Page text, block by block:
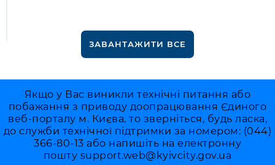
ЗАВАНТАЖИТИ ВСЕ
Якщо у Вас виникли технічні питання або
побажання з приводу доопрацювання Єдиного
веб-порталу м. Києва, то зверніться, будь ласка,
до служби технічної підтримки за номером: (044)
366-80-13 або напишіть на електронну
пошту support.web@kyivcity.gov.ua